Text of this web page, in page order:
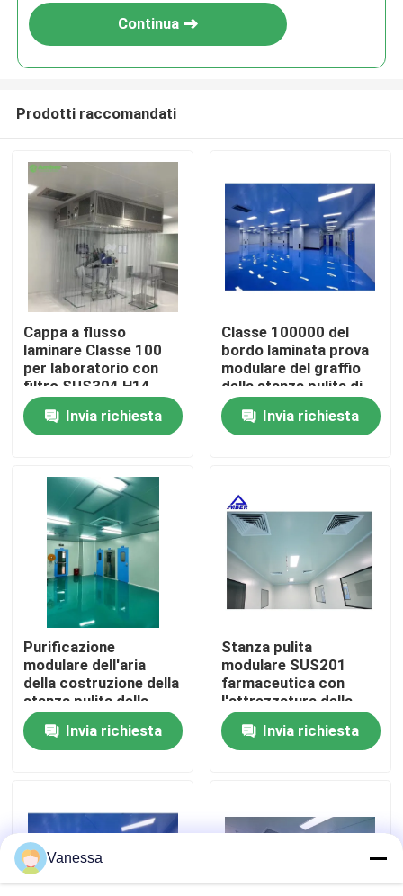
Casa
Prodotti
Circa noi
Giro della fabbrica
Controllo di qualità
Contattici
Notizie
Sala operatoria modulare
Stanza pulita modulare
Continua
Prodotti raccomandati
Cappa a flusso
laminare Classe 100
per laboratorio con
filtro SUS304 H14
99,9995% 0,3μm
Invia richiesta
Classe 100000 del
bordo laminata prova
modulare del graffio
della stanza pulita di
Pharma
Invia richiesta
Purificazione
modulare dell'aria
della costruzione della
stanza pulita della
pianta elettronica
Invia richiesta
Stanza pulita
modulare SUS201
farmaceutica con
l'attrezzatura della
scatola di passaggio
Invia richiesta
Vanessa